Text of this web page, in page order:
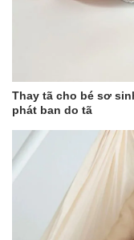
Thay tã cho bé sơ
phát ban do tã